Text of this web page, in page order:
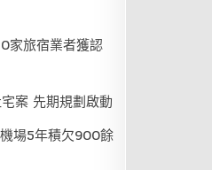
家旅宿業者獲認
案 先期規劃啟動
場5年積欠900餘